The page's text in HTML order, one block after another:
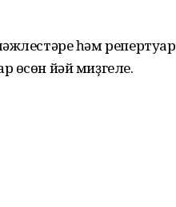
һәм репертуар
өсөн йәй миҙгеле.